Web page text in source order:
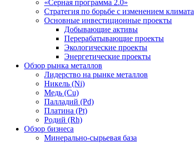
«Серная программа 2.0»
Стратегия по борьбе с изменением климата
Основные инвестиционные проекты
Добывающие активы
Перерабатывающие проекты
Экологические проекты
Энергетические проекты
Обзор рынка металлов
Лидерство на рынке металлов
Никель (Ni)
Медь (Cu)
Палладий (Pd)
Платина (Pt)
Родий (Rh)
Обзор бизнеса
Минерально-сырьевая база